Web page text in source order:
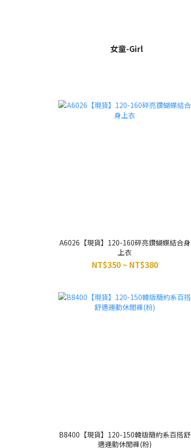
女童-Girl
A6026【現貨】120-160碎亮鑽蝴蝶結合身
上衣
NT$350 ~ NT$380
B8400【現貨】120-150韓版簡約系百搭舒
適運動休閒褲(粉)